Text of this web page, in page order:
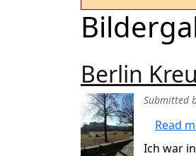
Berlin
Submitted
Read
Ich war